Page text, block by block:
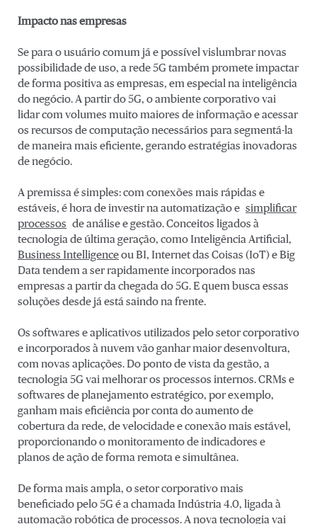
Impacto nas empresas
Se para o usuário comum já e possível vislumbrar novas
possibilidade de uso, a rede 5G também promete impactar
de forma positiva as empresas, em especial na inteligência
do negócio. A partir do 5G, o ambiente corporativo vai
lidar com volumes muito maiores de informação e acessar
os recursos de computação necessários para segmentá-la
de maneira mais eficiente, gerando estratégias inovadoras
de negócio.
A premissa é simples: com conexões mais rápidas e
estáveis, é hora de investir na automatização e simplificar
processos de análise e gestão. Conceitos ligados à
tecnologia de última geração, como Inteligência Artificial,
Business Intelligenceou BI, Internet das Coisas (IoT) e Big
Data tendem a ser rapidamente incorporados nas
empresas a partir da chegada do 5G. E quem busca essas
soluções desde já está saindo na frente.
Os softwares e aplicativos utilizados pelo setor corporativo
e incorporados à nuvem vão ganhar maior desenvoltura,
com novas aplicações. Do ponto de vista da gestão, a
tecnologia 5G vai melhorar os processos internos. CRMs e
softwares de planejamento estratégico, por exemplo,
ganham mais eficiência por conta do aumento de
cobertura da rede, de velocidade e conexão mais estável,
proporcionando o monitoramento de indicadores e
planos de ação de forma remota e simultânea.
De forma mais ampla, o setor corporativo mais
beneficiado pelo 5G é a chamada Indústria 4.0, ligada à
automação robótica de processos. A nova tecnologia vai